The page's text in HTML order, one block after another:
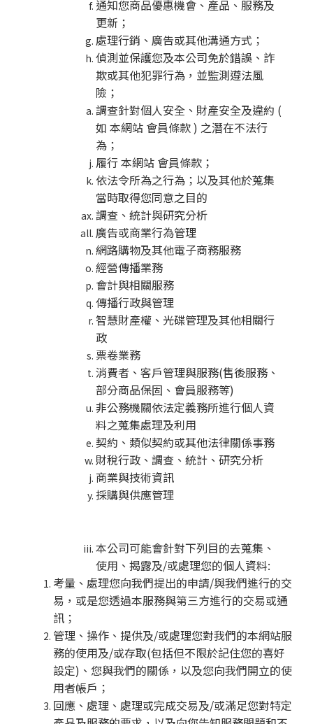
通知您商品優惠機會、產品、服務及
更新；
處理行銷、廣告或其他溝通方式；
偵測並保護您及本公司免於錯誤、詐
欺或其他犯罪行為，並監測遵法風
險；
調查針對個人安全、財產安全及違約 (
如 本網站 會員條款 ) 之潛在不法行
為；
履行 本網站 會員條款；
依法令所為之行為；以及其他於蒐集
當時取得您同意之目的
調查、統計與研究分析
廣告或商業行為管理
網路購物及其他電子商務服務
經營傳播業務
會計與相關服務
傳播行政與管理
智慧財產權、光碟管理及其他相關行
政
票卷業務
消費者、客戶管理與服務(售後服務、
部分商品保固、會員服務等)
非公務機關依法定義務所進行個人資
料之蒐集處理及利用
契約、類似契約或其他法律關係事務
財稅行政、調查、統計、研究分析
商業與技術資訊
採購與供應管理
本公司可能會針對下列目的去蒐集、
使用、揭露及/或處理您的個人資料:
考量、處理您向我們提出的申請/與我們進行的交
易，或是您透過本服務與第三方進行的交易或通
訊；
管理、操作、提供及/或處理您對我們的本網站服
務的使用及/或存取(包括但不限於記住您的喜好
設定)、您與我們的關係，以及您向我們開立的使
用者帳戶；
回應、處理、處理或完成交易及/或滿足您對特定